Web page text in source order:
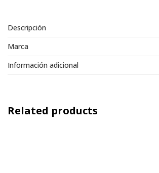
Descripción
Marca
Información adicional
Related products